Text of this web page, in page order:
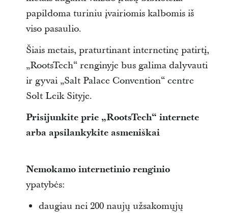
papildoma turiniu įvairiomis kalbomis iš
viso pasaulio.
Šiais metais, praturtinant internetinę patirtį,
„RootsTech“ renginyje bus galima dalyvauti
ir gyvai „Salt Palace Convention“ centre
Solt Leik Sityje.
Prisijunkite prie „RootsTech“ internete
arba apsilankykite asmeniškai
Nemokamo internetinio renginio
ypatybės:
daugiau nei 200 naujų užsakomųjų